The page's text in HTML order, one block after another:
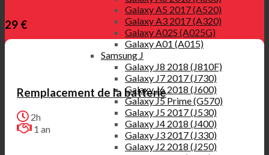
Galaxy A5 2017 (A520)
Galaxy A3 2017 (A320)
Galaxy A02S (A025G)
Galaxy A01 (A015)
Samsung J
Galaxy J8 2018 (J810F)
Galaxy J7 2017 (J730)
Galaxy J6 2018 (J600)
Galaxy J5 Prime (G570)
Galaxy J5 2017 (J530)
Galaxy J4 2018 (J400)
Galaxy J3 2017 (J330)
Galaxy J2 2018 (J250)
29 €
Remplacement de la batterie
2h
1 an